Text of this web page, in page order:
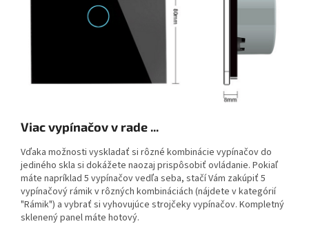
Viac vypínačov v rade ...
Vďaka možnosti vyskladať si rôzné kombinácie vypínačov do
jediného skla si dokážete naozaj prispôsobiť ovládanie. Pokiaľ
máte napríklad 5 vypínačov vedľa seba, stačí Vám zakúpiť 5
vypínačový rámik v rôzných kombináciách (nájdete v kategórií
"Rámik") a vybrať si vyhovujúce strojčeky vypínačov. Kompletný
sklenený panel máte hotový.